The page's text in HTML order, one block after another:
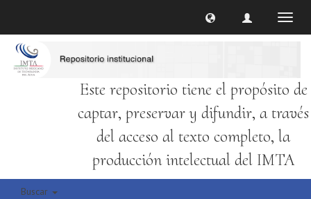
Este repositorio tiene el propósito de
captar, preservar y difundir, a través
del acceso al texto completo, la
producción intelectual del IMTA
Buscar